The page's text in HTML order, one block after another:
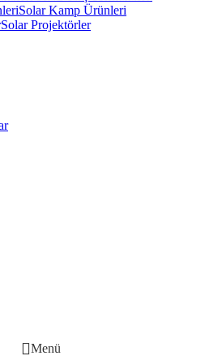
Solar Kamp Ürünleri
Solar Projektörler
Menü